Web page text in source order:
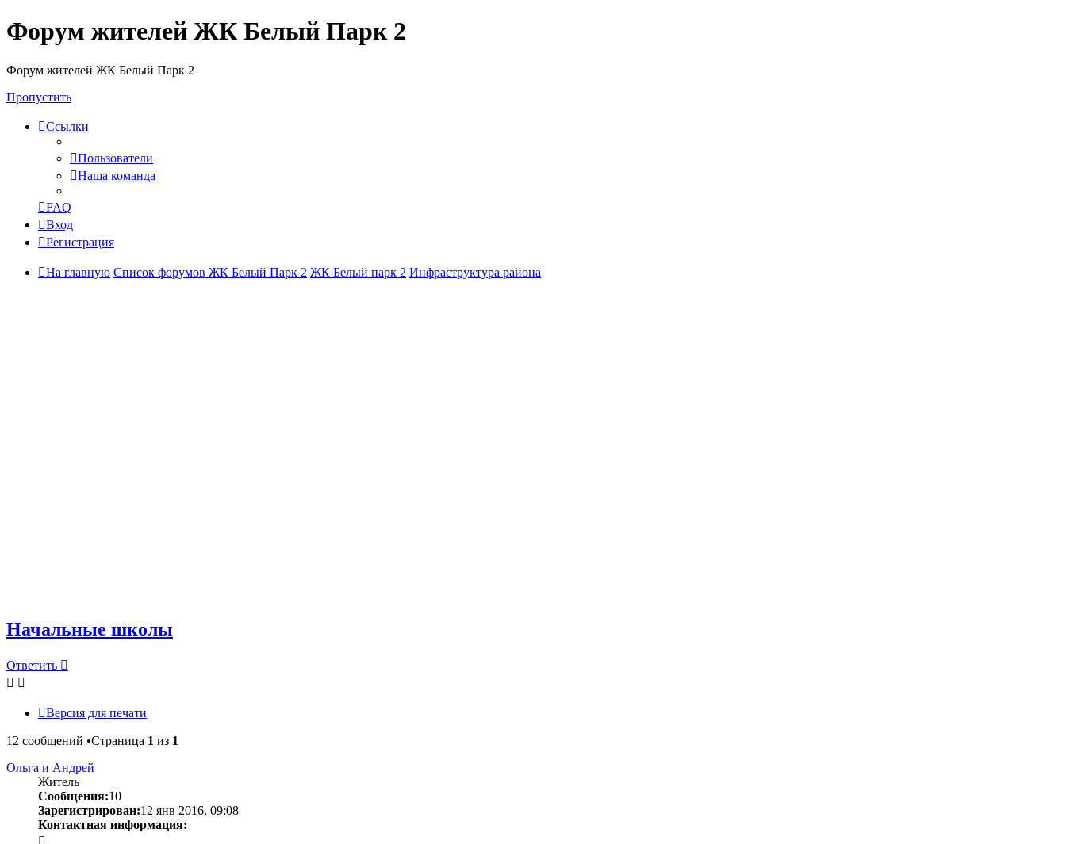
Форум жителей ЖК Белый Парк 2
Форум жителей ЖК Белый Парк 2
Пропустить
Ссылки
Пользователи
Наша команда
FAQ
Вход
Регистрация
На главную Список форумов ЖК Белый Парк 2 ЖК Белый парк 2 Инфраструктура района
Начальные школы
Ответить
Версия для печати
12 сообщений •Страница 1 из 1
Ольга и Андрей
Житель
Сообщения:10
Зарегистрирован:12 янв 2016, 09:08
Контактная информация: